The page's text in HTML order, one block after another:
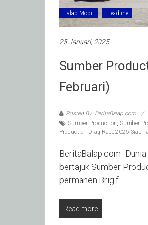
Balap Mobil Headline
25 Januari, 2025
Sumber
Februari)
Posted By: BeritaBalap.com
Sumber Production, Sumber
Production Drag Race 2025 Siap
BeritaBalap.com-
bertajuk Sumber
permanen Brigif
Read more